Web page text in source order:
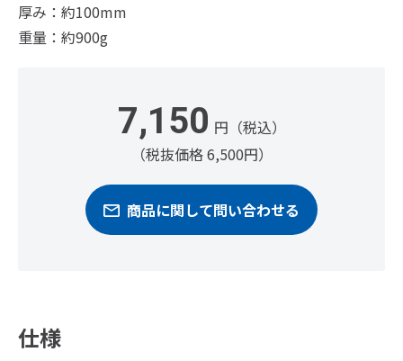
厚み：約100mm
重量：約900g
7,150 円（税込）
（税抜価格 6,500円）
商品に関して問い合わせる
仕様